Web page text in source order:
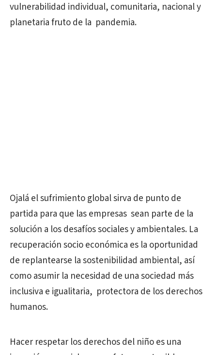
vulnerabilidad individual, comunitaria, nacional y
planetaria fruto de la pandemia.
Ojalá el sufrimiento global sirva de punto de
partida para que las empresas sean parte de la
solución a los desafíos sociales y ambientales. La
recuperación socio económica es la oportunidad
de replantearse la sostenibilidad ambiental, así
como asumir la necesidad de una sociedad más
inclusiva e igualitaria, protectora de los derechos
humanos.
Hacer respetar los derechos del niño es una